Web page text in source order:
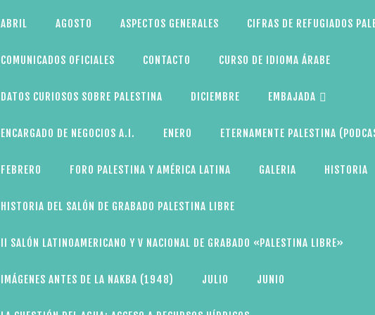
ABRIL AGOSTO ASPECTOS GENERALES CIFRAS DE REFUGIADOS
COMUNICADOS OFICIALES CONTACTO CURSO DE IDIOMA ÁRABE
DATOS CURIOSOS SOBRE PALESTINA DICIEMBRE EMBAJADA
ENCARGADO DE NEGOCIOS A.I. ENERO ETERNAMENTE PALESTINA
FEBRERO FORO PALESTINA Y AMÉRICA LATINA GALERIA HISTORIA
HISTORIA DEL SALÓN DE GRABADO PALESTINA LIBRE
II SALÓN LATINOAMERICANO Y V NACIONAL DE GRABADO «PALESTINA LIBRE»
IMÁGENES ANTES DE LA NAKBA (1948) JULIO JUNIO